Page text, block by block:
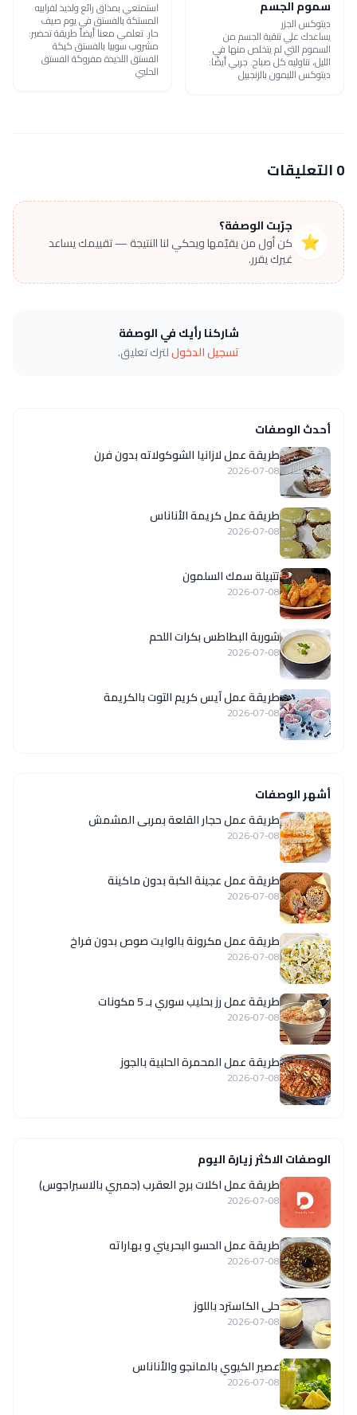
سموم الجسم
ديتوكس الجزر
يساعدك علي تنقية الجسم من
السموم التي لم يتخلص منها في
الليل، تناوليه كل صباح. جربي أيضًا:
ديتوكس الليمون بالزنجبيل
استمتعي بمذاق رائع ولذيذ لفرابيه
المستكة بالفستق في يوم صيف
حار. تعلمي معنا أيضاً طريقة تحضير:
مشروب سوبيا بالفستق كيكة
الفستق اللذيذة مفروكة الفستق
الحلبي
0 التعليقات
⭐
جرّبت الوصفة؟
كن أول من يقيّمها ويحكي لنا النتيجة — تقييمك يساعد
غيرك يقرر.
شاركنا رأيك في الوصفة
تسجيل الدخوللترك تعليق.
أحدث الوصفات
طريقة عمل لازانيا الشوكولاته بدون فرن
2026-07-08
طريقة عمل كريمة الأناناس
2026-07-08
تتبيلة سمك السلمون
2026-07-08
شوربة البطاطس بكرات اللحم
2026-07-08
طريقة عمل آيس كريم التوت بالكريمة
2026-07-08
أشهر الوصفات
طريقة عمل حجار القلعة بمربى المشمش
2026-07-08
طريقة عمل عجينة الكبة بدون ماكينة
2026-07-08
طريقة عمل مكرونة بالوايت صوص بدون فراخ
2026-07-08
طريقة عمل رز بحليب سوري بـ 5 مكونات
2026-07-08
طريقة عمل المحمرة الحلبية بالجوز
2026-07-08
الوصفات الاكثر زيارة اليوم
طريقة عمل اكلات برج العقرب (جمبري بالاسبراجوس)
2026-07-08
طريقة عمل الحسو البحريني و بهاراته
2026-07-08
حلى الكاسترد باللوز
2026-07-08
عصير الكيوي بالمانجو والأناناس
2026-07-08